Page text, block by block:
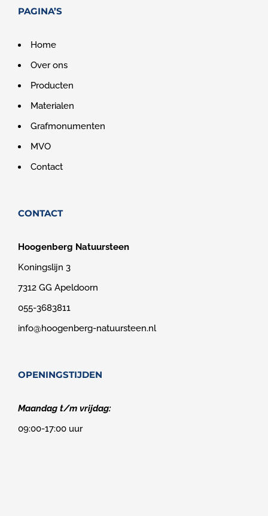
PAGINA’S
Home
Over ons
Producten
Materialen
Grafmonumenten
MVO
Contact
CONTACT
Hoogenberg Natuursteen
Koningslijn 3
7312 GG Apeldoorn
055-3683811
info@hoogenberg-natuursteen.nl
OPENINGSTIJDEN
Maandag t/m vrijdag:
09:00-17:00 uur